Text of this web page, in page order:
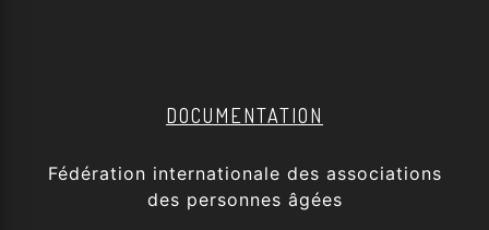
DOCUMENTATION
Fédération internationale des associations
des personnes âgées